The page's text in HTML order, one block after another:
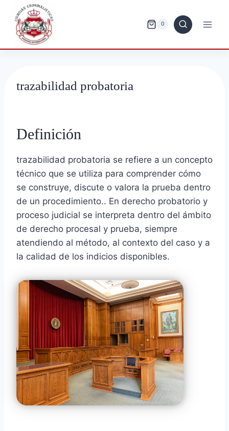
Saltar
contenido
0
trazabilidad probatoria
Definición
trazabilidad probatoria se refiere a un concepto
técnico que se utiliza para comprender cómo
se construye, discute o valora la prueba dentro
de un procedimiento.. En derecho probatorio y
proceso judicial se interpreta dentro del ámbito
de derecho procesal y prueba, siempre
atendiendo al método, al contexto del caso y a
la calidad de los indicios disponibles.